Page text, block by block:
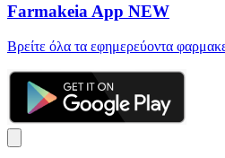
Farmakeia App NEW
Βρείτε όλα τα εφημερεύοντα